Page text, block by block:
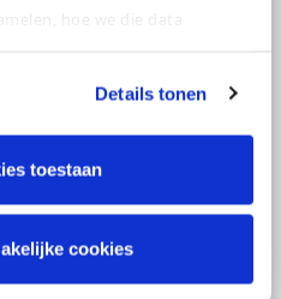
Details tonen
toestaan
cookies
moed en